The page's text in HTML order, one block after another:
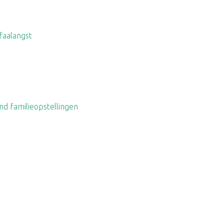
familieopstellingen